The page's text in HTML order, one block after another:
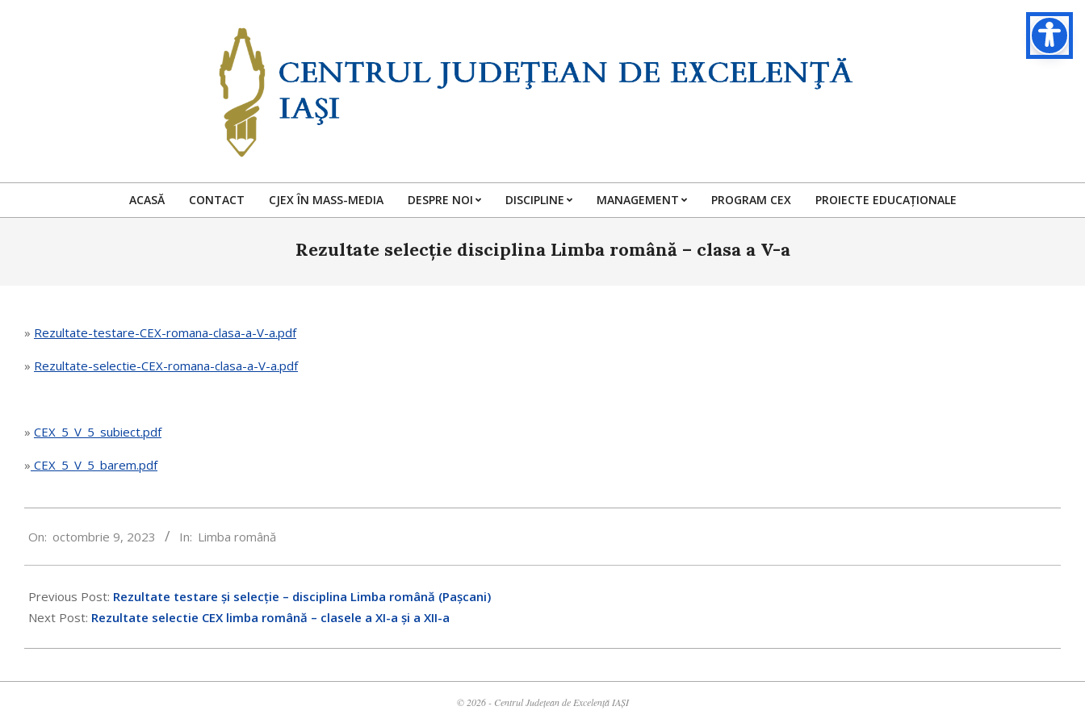
Primary
Menu
ACASĂ CONTACT CJEX ÎN MASS-MEDIA DESPRE NOI DISCIPLINE MANAGEMENT PROGRAM CEX PROIECTE EDUCAȚIONALE
Rezultate selecție disciplina Limba română – clasa a V-a
» Rezultate-testare-CEX-romana-clasa-a-V-a.pdf
» Rezultate-selectie-CEX-romana-clasa-a-V-a.pdf
» CEX_5_V_5_subiect.pdf
» CEX_5_V_5_barem.pdf
10-
On: octombrie 9, 2023 In: Limba română
Previous Post: Rezultate testare și selecție – disciplina Limba română (Pașcani)
Next Post: Rezultate selectie CEX limba română – clasele a XI-a și a XII-a
© 2026 - Centrul Județean de Excelență IAȘI